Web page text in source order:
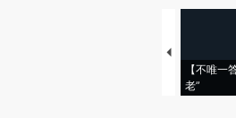
【不唯一
老”